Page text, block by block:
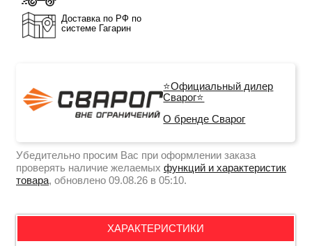
Доставка по РФ по
системе Гагарин
⭐Официальный дилер
Сварог⭐
О бренде Сварог
Убедительно просим Вас при оформлении заказа
проверять наличие желаемых функций и характеристик
товара, обновлено 09.08.26 в 05:10.
ХАРАКТЕРИСТИКИ